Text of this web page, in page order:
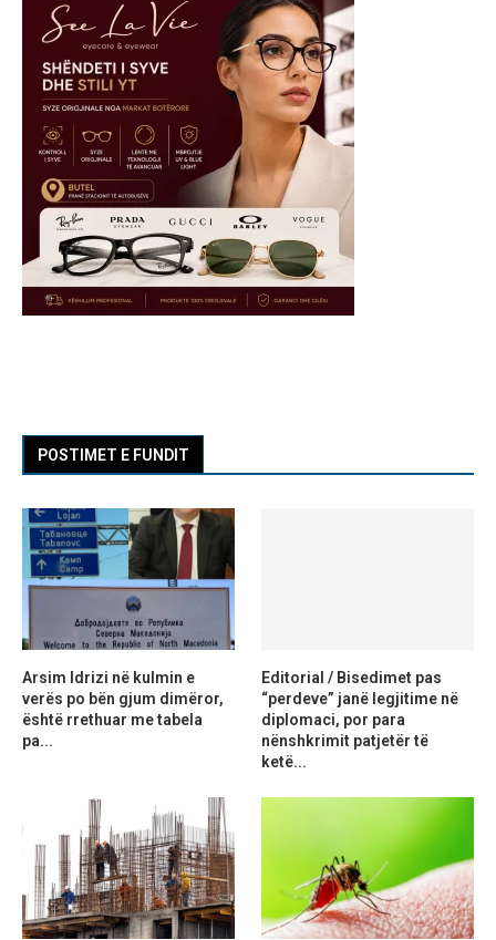
POSTIMET E FUNDIT
Arsim Idrizi në kulmin e
verës po bën gjum dimëror,
është rrethuar me tabela
pa...
Editorial / Bisedimet pas
“perdeve” janë legjitime në
diplomaci, por para
nënshkrimit patjetër të
ketë...